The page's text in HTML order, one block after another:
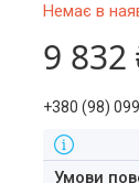
Немає в
9
+380 (98)